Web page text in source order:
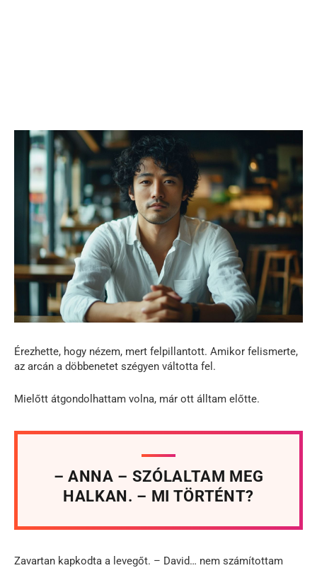
Érezhette, hogy nézem, mert felpillantott. Amikor felismerte,
az arcán a döbbenetet szégyen váltotta fel.
Mielőtt átgondolhattam volna, már ott álltam előtte.
– ANNA – SZÓLALTAM MEG
HALKAN. – MI TÖRTÉNT?
Zavartan kapkodta a levegőt. – David… nem számítottam